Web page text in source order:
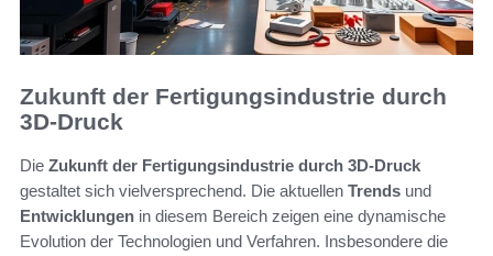
Zukunft der Fertigungsindustrie durch
3D-Druck
Die Zukunft der Fertigungsindustrie durch 3D-Druck
gestaltet sich vielversprechend. Die aktuellen Trends und
Entwicklungen in diesem Bereich zeigen eine dynamische
Evolution der Technologien und Verfahren. Insbesondere die